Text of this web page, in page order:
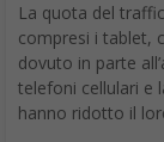
La quota del
compresi i tablet,
dovuto in parte
telefoni cellulari e
hanno ridotto il